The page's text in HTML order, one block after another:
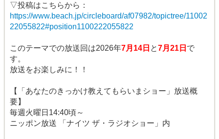
▽投稿はこちらから：
https://www.beach.jp/circleboard/af07982/topictree/11002
22055822#position1100222055822
このテーマでの放送回は2026年7月 14 日 と7月21日 で
す。
放送をお楽しみに！！
【「あなたのきっかけ教えてもらいまショー」放送概
要】
毎週火曜日14:40頃～
ニッポン放送 「ナイツ ザ・ラジオショー」内